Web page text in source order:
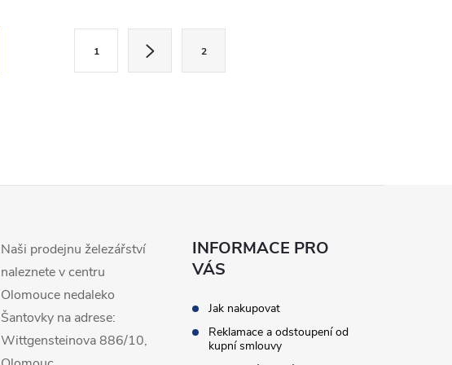
á
n
í
1 2
Naši prodejnu železářství
naleznete v centru
Olomouce nedaleko
Šantovky na adrese:
Wittgensteinova 886/10,
INFORMACE PRO
VÁS
Jak nakupovat
Reklamace a odstoupení od
kupní smlouvy